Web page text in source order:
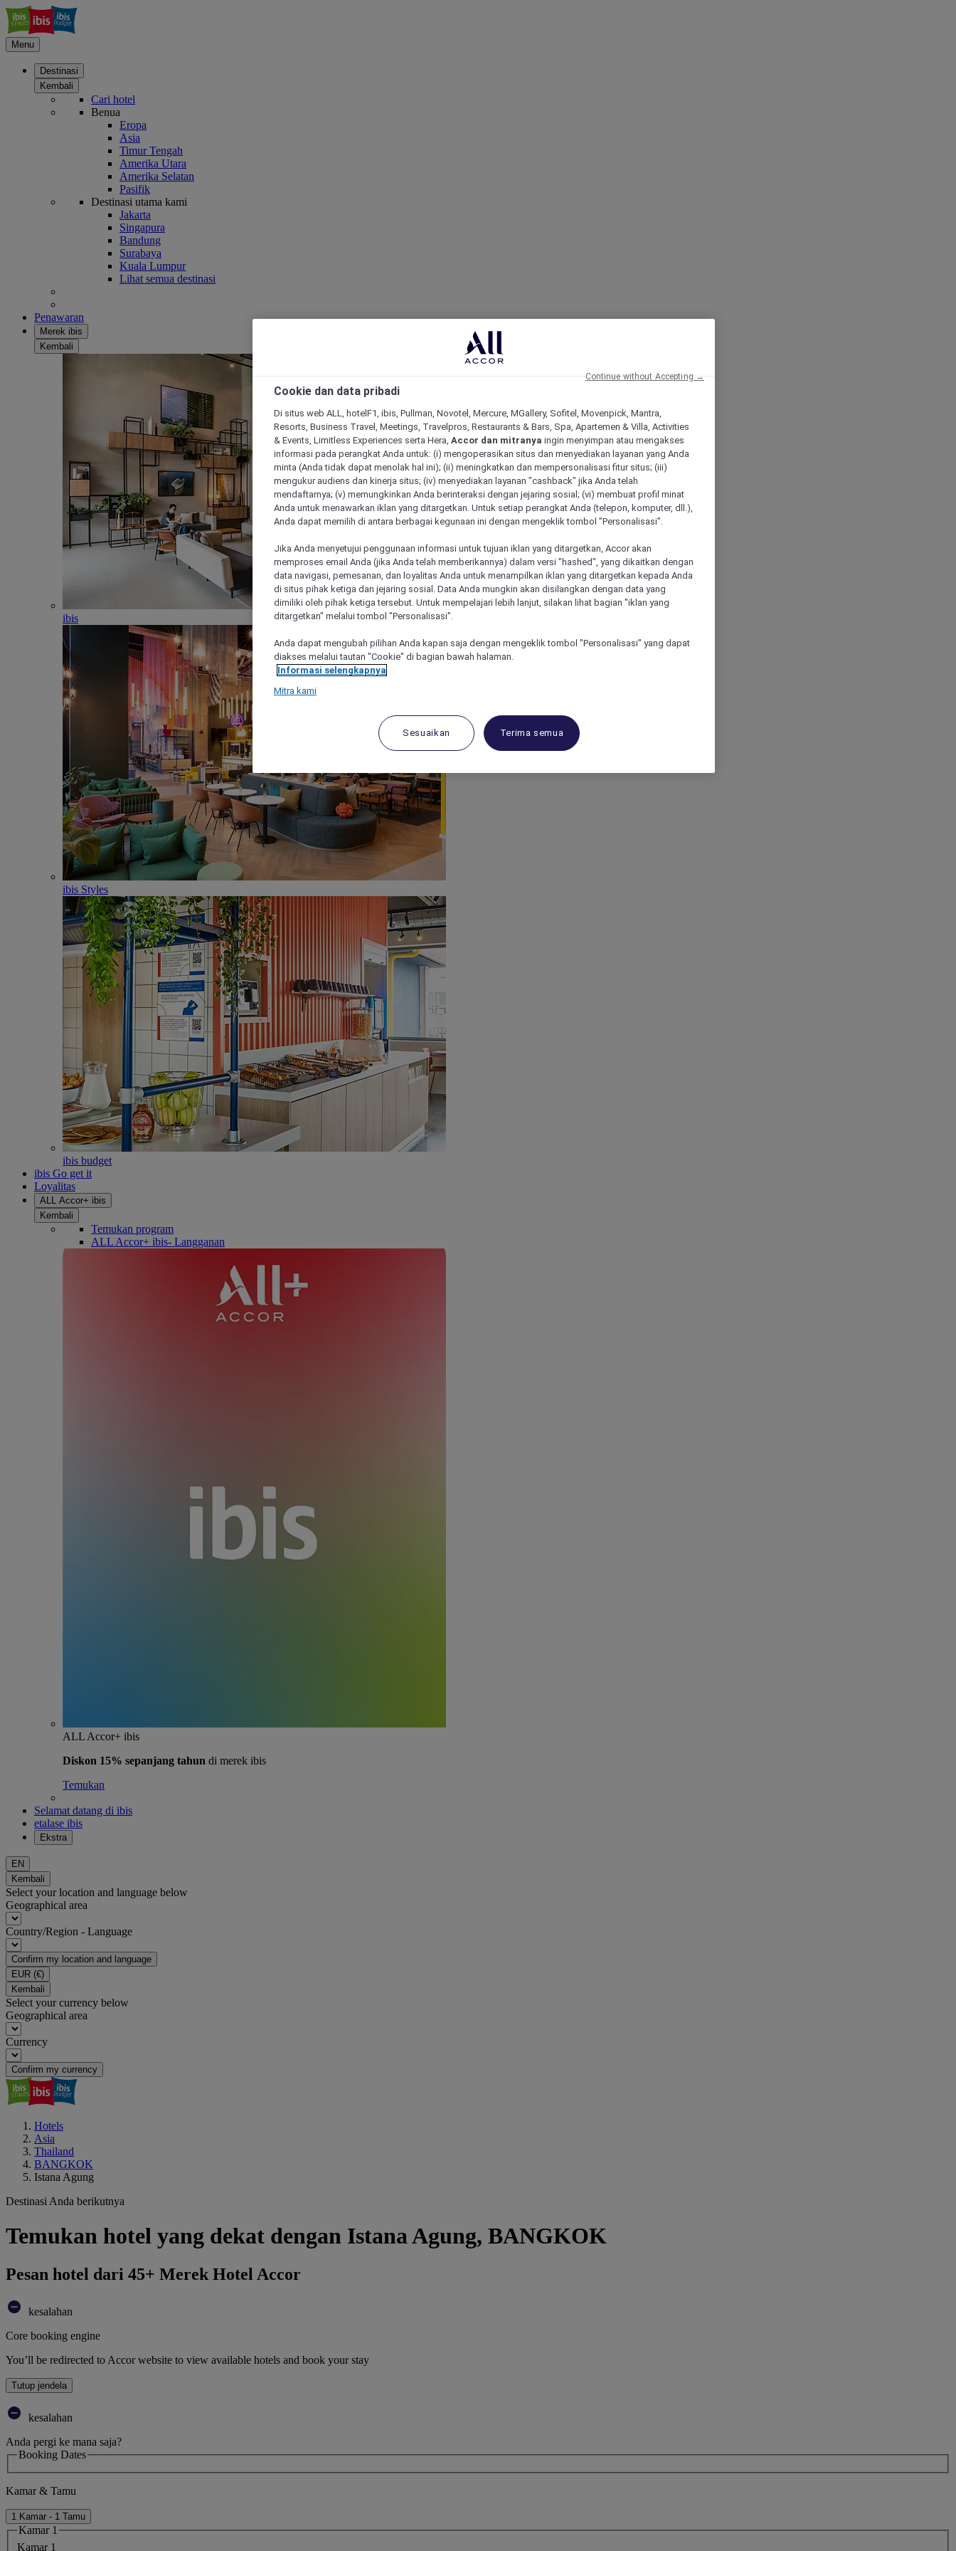
Menu
Destinasi
Kembali
Cari hotel
Benua
Eropa
Asia
Timur Tengah
Amerika Utara
Amerika Selatan
Pasifik
Destinasi utama kami
Jakarta
Singapura
Bandung
Surabaya
Kuala Lumpur
Lihat semua destinasi
Penawaran
Merek ibis
Kembali
ibis
ibis Styles
ibis budget
ibis Go get it
Loyalitas
ALL Accor+ ibis
Kembali
Temukan program
ALL Accor+ ibis- Langganan
ALL Accor+ ibis
Diskon 15% sepanjang tahun di merek ibis
Temukan
Selamat datang di ibis
etalase ibis
Ekstra
EN
Kembali
Select your location and language below
Geographical area
Country/Region - Language
Confirm my location and language
EUR (€)
Kembali
Select your currency below
Geographical area
Currency
Confirm my currency
Hotels
Asia
Thailand
BANGKOK
Istana Agung
Destinasi Anda berikutnya
Temukan hotel yang dekat dengan Istana Agung, BANGKOK
Pesan hotel dari 45+ Merek Hotel Accor
kesalahan
Core booking engine
You’ll be redirected to Accor website to view available hotels and book your stay
Tutup jendela
kesalahan
Anda pergi ke mana saja?
Booking Dates
Kamar & Tamu
1 Kamar - 1 Tamu
Kamar 1
Kamar 1
Cookie dan data pribadi
Di situs web ALL, hotelF1, ibis, Pullman, Novotel, Mercure, MGallery, Sofitel, Movenpick, Mantra,
Resorts, Business Travel, Meetings, Travelpros, Restaurants & Bars, Spa, Apartemen & Villa, Activities
& Events, Limitless Experiences serta Hera, Accor dan mitranya ingin menyimpan atau mengakses
informasi pada perangkat Anda untuk: (i) mengoperasikan situs dan menyediakan layanan yang Anda
minta (Anda tidak dapat menolak hal ini); (ii) meningkatkan dan mempersonalisasi fitur situs; (iii)
mengukur audiens dan kinerja situs; (iv) menyediakan layanan "cashback" jika Anda telah
mendaftarnya; (v) memungkinkan Anda berinteraksi dengan jejaring sosial; (vi) membuat profil minat
Anda untuk menawarkan iklan yang ditargetkan. Untuk setiap perangkat Anda (telepon, komputer, dll.),
Anda dapat memilih di antara berbagai kegunaan ini dengan mengeklik tombol "Personalisasi".
Jika Anda menyetujui penggunaan informasi untuk tujuan iklan yang ditargetkan, Accor akan
memproses email Anda (jika Anda telah memberikannya) dalam versi "hashed", yang dikaitkan dengan
data navigasi, pemesanan, dan loyalitas Anda untuk menampilkan iklan yang ditargetkan kepada Anda
di situs pihak ketiga dan jejaring sosial. Data Anda mungkin akan disilangkan dengan data yang
dimiliki oleh pihak ketiga tersebut. Untuk mempelajari lebih lanjut, silakan lihat bagian "iklan yang
ditargetkan" melalui tombol "Personalisasi".
Anda dapat mengubah pilihan Anda kapan saja dengan mengeklik tombol "Personalisasi" yang dapat
diakses melalui tautan "Cookie" di bagian bawah halaman.
Informasi selengkapnya
Mitra kami
Sesuaikan Terima semua
Continue without Accepting →